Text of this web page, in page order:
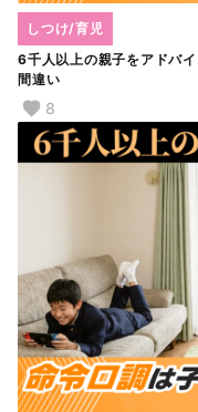
6千人以上の親子をアドバ
間違い
しつけ/育児
8